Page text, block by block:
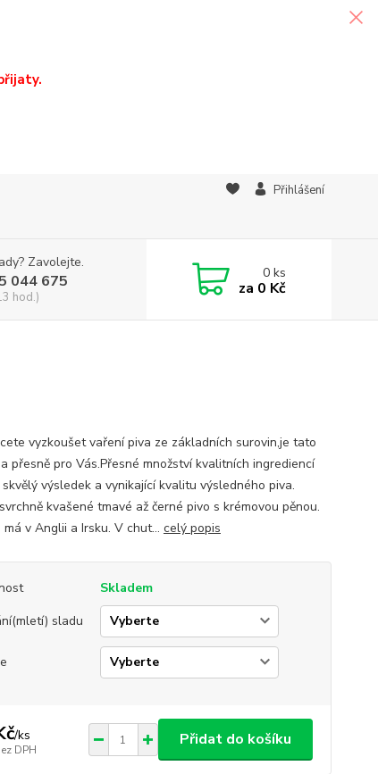
Přihlášení
Zavolejte.
044 675
hod.)
0ks
za 0 Kč
vyzkoušet vaření piva ze základních surovin,je tato
přesně pro Vás.Přesné množství kvalitních ingrediencí
výsledek a vynikající kvalitu výsledného piva.
kvašené tmavé až černé pivo s krémovou pěnou.
v Anglii a Irsku. V chut... celý popis
Skladem
sladu
/ks
DPH
Přidat do košíku